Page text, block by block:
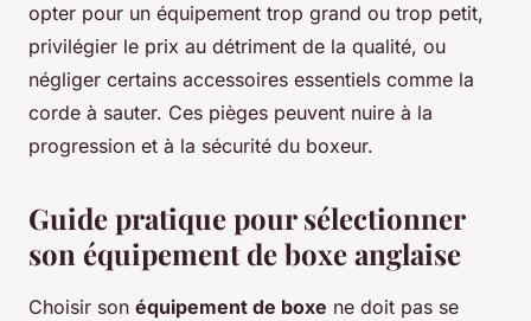
opter pour un équipement trop grand ou trop petit,
privilégier le prix au détriment de la qualité, ou
négliger certains accessoires essentiels comme la
corde à sauter. Ces pièges peuvent nuire à la
progression et à la sécurité du boxeur.
Guide pratique pour sélectionner
son équipement de boxe anglaise
Choisir son équipement de boxe ne doit pas se